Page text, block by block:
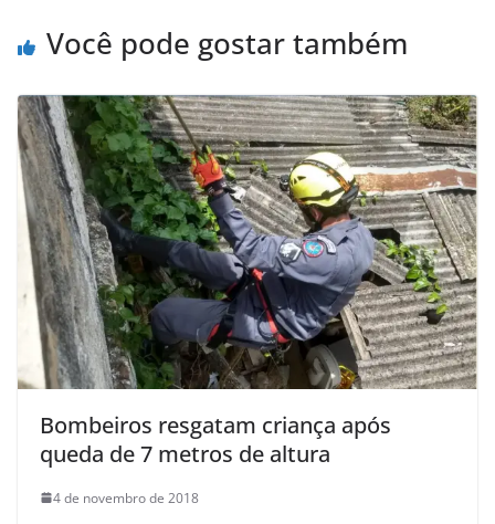
Você pode gostar também
Bombeiros resgatam criança após
queda de 7 metros de altura
4 de novembro de 2018